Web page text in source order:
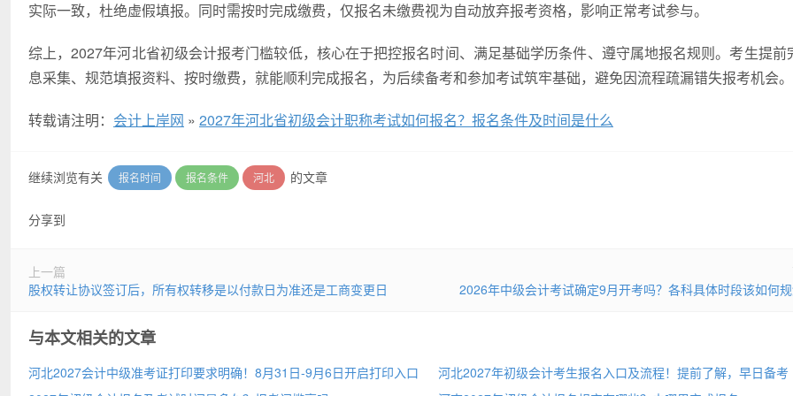
实际一致，杜绝虚假填报。同时需按时完成缴费，仅报名未缴费视为自动放弃报考资格，影响正常考试参与。
综上，2027年河北省初级会计报考门槛较低，核心在于把控报名时间、满足基础学历条件、遵守属地报名规则。考生提前
息采集、规范填报资料、按时缴费，就能顺利完成报名，为后续备考和参加考试筑牢基础，避免因流程疏漏错失报考机会。
转载请注明： 会计上岸网 » 2027年河北省初级会计职称考试如何报名？报名条件及时间是什么
继续浏览有关 报名时间 报名条件 河北 的文章
分享到
上一篇
股权转让协议签订后，所有权转移是以付款日为准还是工商变更日
2026年中级会计考试确定9月开考吗？各科具体时段该如何
与本文相关的文章
河北2027会计中级准考证打印要求明确！8月31日-9月6日开启打印入口
河北2027年初级会计考生报名入口及流程！提前了解，早日备考